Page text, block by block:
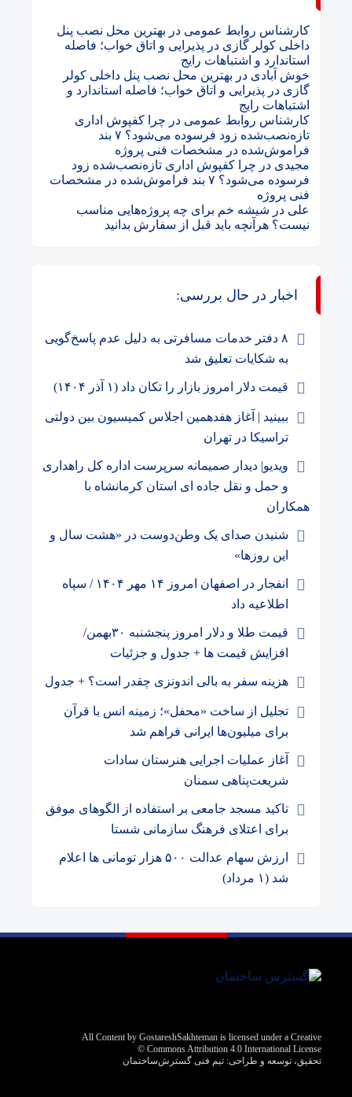
کارشناس روابط عمومی در بهترین محل نصب پنل
داخلی کولر گازی در پذیرایی و اتاق خواب؛ فاصله
استاندارد و اشتباهات رایج
خوش آبادی در بهترین محل نصب پنل داخلی کولر
گازی در پذیرایی و اتاق خواب؛ فاصله استاندارد و
اشتباهات رایج
کارشناس روابط عمومی در چرا کفپوش اداری
تازه‌نصب‌شده زود فرسوده می‌شود؟ ۷ بند
فراموش‌شده در مشخصات فنی پروژه
مجیدی در چرا کفپوش اداری تازه‌نصب‌شده زود
فرسوده می‌شود؟ ۷ بند فراموش‌شده در مشخصات
فنی پروژه
علی در شیشه خم برای چه پروژه‌هایی مناسب
نیست؟ هرآنچه باید قبل از سفارش بدانید
اخبار در حال بررسی:
۸ دفتر خدمات مسافرتی به دلیل عدم پاسخ‌گویی
به شکایات تعلیق شد
قیمت دلار امروز بازار را تکان داد (۱ آذر ۱۴۰۴)
ببینید | آغاز هفدهمین اجلاس کمیسیون بین دولتی
تراسیکا در تهران
و️یدیو| دیدار صمیمانه سرپرست اداره کل راهداری
و حمل و نقل جاده ای استان کرمانشاه با
همکاران
شنیدن صدای یک وطن‌دوست در «هشت سال و
این روزها»
انفجار در اصفهان امروز ۱۴ مهر ۱۴۰۴ / سپاه
اطلاعیه داد
قیمت طلا و دلار امروز پنجشنبه ۳۰بهمن/
افزایش قیمت ها + جدول و جزئیات
هزینه سفر به بالی اندونزی چقدر است؟ + جدول
تجلیل از ساخت «محفل»؛ زمینه انس با قرآن
برای میلیون‌ها ایرانی فراهم شد
آغاز عملیات اجرایی هنرستان سادات
شریعت‌پناهی سمنان
تاکید مسجد جامعی بر استفاده از الگو‌های موفق
برای اعتلای فرهنگ سازمانی شستا
ارزش سهام عدالت ۵۰۰ هزار تومانی ها اعلام
شد (۱ مرداد)
All Content by GostareshSakhteman is licensed under a Creative
Commons Attribution 4.0 International License ©️
تحقیق، توسعه و طراحی: تیم فنی گسترش‌ساختمان